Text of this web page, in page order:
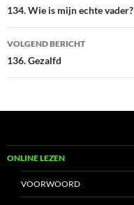
navigatie
134. Wie is mijn echte vader?
VOLGEND BERICHT
136. Gezalfd
ONLINE LEZEN
VOORWOORD